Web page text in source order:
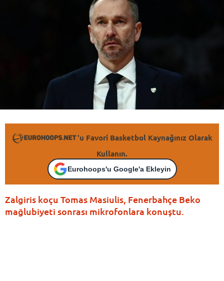
'u Favori Basketbol Kaynağınız Olarak
Kullanın.
Eurohoops'u Google'a Ekleyin
Zalgiris koçu Tomas Masiulis, Fenerbahçe Beko
mağlubiyeti sonrası mikrofonlara konuştu.